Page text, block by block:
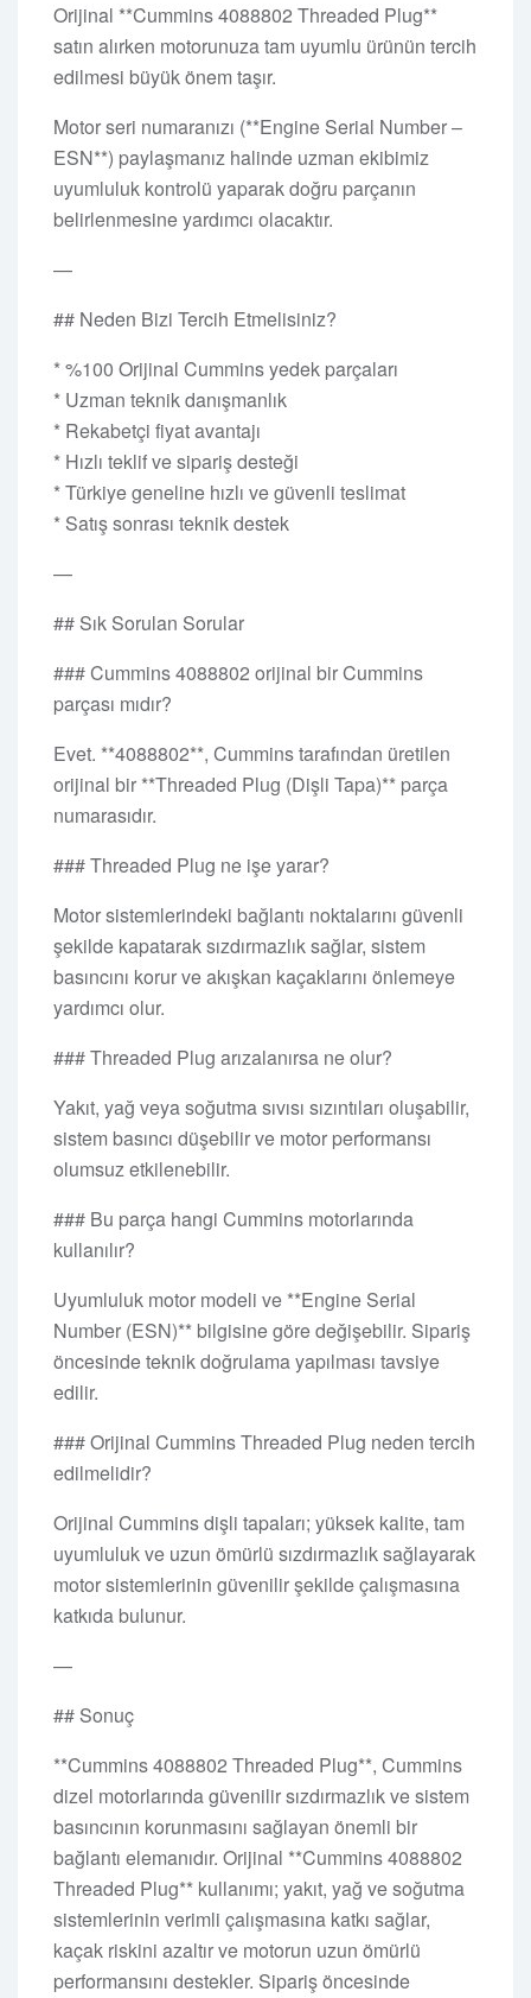
Orijinal **Cummins 4088802 Threaded Plug**
satın alırken motorunuza tam uyumlu ürünün tercih
edilmesi büyük önem taşır.
Motor seri numaranızı (**Engine Serial Number –
ESN**) paylaşmanız halinde uzman ekibimiz
uyumluluk kontrolü yaparak doğru parçanın
belirlenmesine yardımcı olacaktır.
—
## Neden Bizi Tercih Etmelisiniz?
* %100 Orijinal Cummins yedek parçaları
* Uzman teknik danışmanlık
* Rekabetçi fiyat avantajı
* Hızlı teklif ve sipariş desteği
* Türkiye geneline hızlı ve güvenli teslimat
* Satış sonrası teknik destek
—
## Sık Sorulan Sorular
### Cummins 4088802 orijinal bir Cummins
parçası mıdır?
Evet. **4088802**, Cummins tarafından üretilen
orijinal bir **Threaded Plug (Dişli Tapa)** parça
numarasıdır.
### Threaded Plug ne işe yarar?
Motor sistemlerindeki bağlantı noktalarını güvenli
şekilde kapatarak sızdırmazlık sağlar, sistem
basıncını korur ve akışkan kaçaklarını önlemeye
yardımcı olur.
### Threaded Plug arızalanırsa ne olur?
Yakıt, yağ veya soğutma sıvısı sızıntıları oluşabilir,
sistem basıncı düşebilir ve motor performansı
olumsuz etkilenebilir.
### Bu parça hangi Cummins motorlarında
kullanılır?
Uyumluluk motor modeli ve **Engine Serial
Number (ESN)** bilgisine göre değişebilir. Sipariş
öncesinde teknik doğrulama yapılması tavsiye
edilir.
### Orijinal Cummins Threaded Plug neden tercih
edilmelidir?
Orijinal Cummins dişli tapaları; yüksek kalite, tam
uyumluluk ve uzun ömürlü sızdırmazlık sağlayarak
motor sistemlerinin güvenilir şekilde çalışmasına
katkıda bulunur.
—
## Sonuç
**Cummins 4088802 Threaded Plug**, Cummins
dizel motorlarında güvenilir sızdırmazlık ve sistem
basıncının korunmasını sağlayan önemli bir
bağlantı elemanıdır. Orijinal **Cummins 4088802
Threaded Plug** kullanımı; yakıt, yağ ve soğutma
sistemlerinin verimli çalışmasına katkı sağlar,
kaçak riskini azaltır ve motorun uzun ömürlü
performansını destekler. Sipariş öncesinde